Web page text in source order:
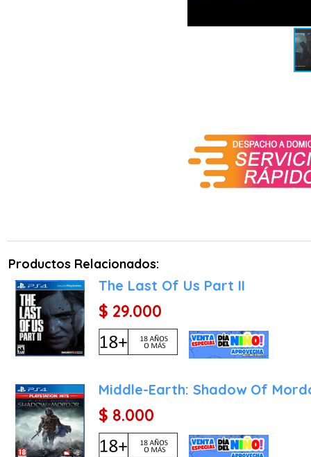
Además del combate
pantalla, utilizando en
parpadeo de la
jugador de manera
bambú para entrenar la
riguroso blanco y
partida en un homenaje
Adquirir Ghost of
Una Obra Maestra
Un Sistema de
Productos Relacionados:
The Last Of Us Part II
$ 29.000
Middle-Earth: Shadow Of
$ 8.000